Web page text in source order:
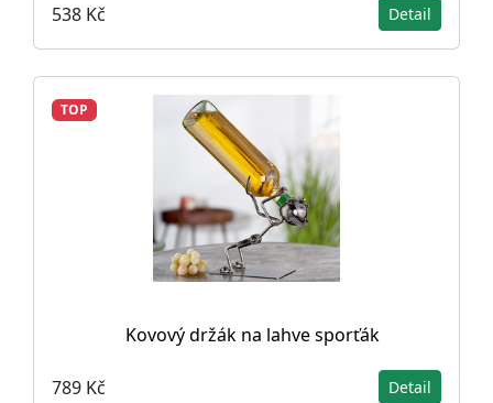
538 Kč Detail
TOP
Kovový držák na lahve sporťák
789 Kč Detail